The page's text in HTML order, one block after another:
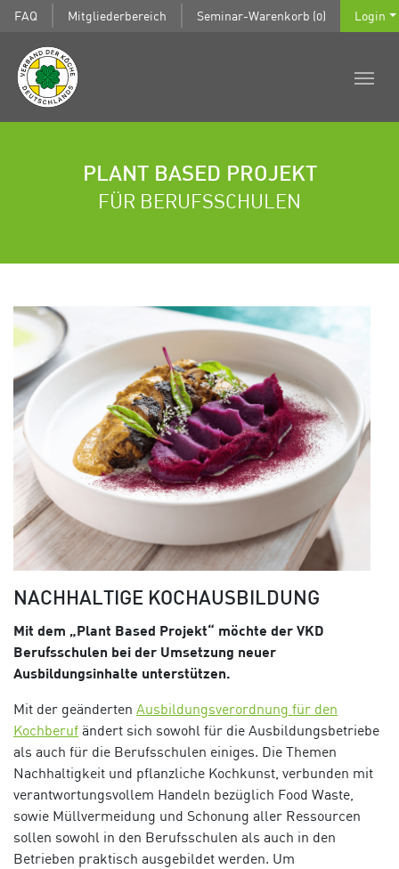
FAQ Mitgliederbereich Seminar-Warenkorb (0) Login
PLANT BASED PROJEKT
FÜR BERUFSSCHULEN
NACHHALTIGE KOCHAUSBILDUNG
Mit dem „Plant Based Projekt“ möchte der VKD
Berufsschulen bei der Umsetzung neuer
Ausbildungsinhalte unterstützen.
Mit der geänderten Ausbildungsverordnung für den
Kochberuf ändert sich sowohl für die Ausbildungsbetriebe
als auch für die Berufsschulen einiges. Die Themen
Nachhaltigkeit und pflanzliche Kochkunst, verbunden mit
verantwortungsvollem Handeln bezüglich Food Waste,
sowie Müllvermeidung und Schonung aller Ressourcen
sollen sowohl in den Berufsschulen als auch in den
Betrieben praktisch ausgebildet werden. Um